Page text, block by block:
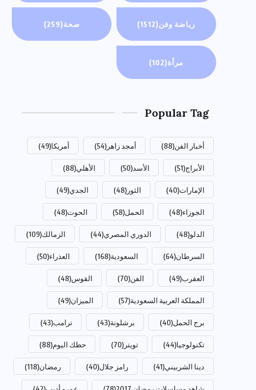
رياضة وفن(1512) صحة(259)
مرأة(102)
Popular Tag
أخبار الفن(88) أمجد زاهر (54) أمريكا(49)
الأبراج(51) الأسد(50) الأهلي(88)
الإمارات(40) الثور (48) الجدي(49)
الجوزاء(48) الحمل(58) الحوت(48)
الدلو(48) الدوري المصري(44) الزمالك(109)
السرطان(64) السعودية(168) العذراء(50)
العقرب(49) الفن(70) القوس(48)
المملكة العربية السعودية(57) الميزان(49)
برج الحمل(40) برشلونة(43) ترامب(43)
تكنولوجيا(44) تويتر (70) حظك اليوم(88)
دينا الشربيني(41) رامز جلال(40) رمضان(118)